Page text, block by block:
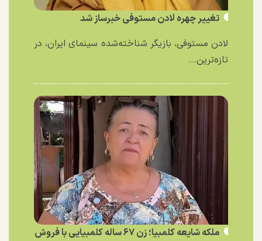
تغییر چهره لادن مستوفی خبرساز شد
لادن مستوفی، بازیگر شناخته‌شده سینمای ایران، در
تازه‌ترین...
ملکه شایعه کلمبیا؛ زن ۶۷ ساله کلمبیایی با فروش